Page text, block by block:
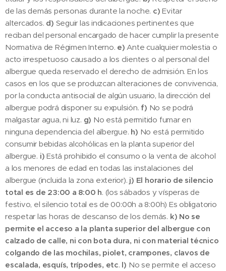
de las demás personas durante la noche. c)Evitar
altercados. d) Seguir las indicaciones pertinentes que
reciban del personal encargado de hacer cumplir la presente
Normativa de Régimen Interno. e) Ante cualquier molestia o
acto irrespetuoso causado a los clientes o al personal del
albergue queda reservado el derecho de admisión. En los
casos en los que se produzcan alteraciones de convivencia,
por la conducta antisocial de algún usuario, la dirección del
albergue podrá disponer su expulsión. f) No se podrá
malgastar agua, ni luz. g) No está permitido fumar en
ninguna dependencia del albergue. h) No está permitido
consumir bebidas alcohólicas en la planta superior del
albergue. i) Está prohibido el consumo o la venta de alcohol
a los menores de edad en todas las instalaciones del
albergue (incluida la zona exterior). j) El horario de silencio
total es de 23:00 a 8:00 h. (los sábados y vísperas de
festivo, el silencio total es de 00:00h a 8:00h) Es obligatorio
respetar las horas de descanso de los demás. k) No se
permite el acceso a la planta superior del albergue con
calzado de calle, ni con bota dura, ni con material técnico
colgando de las mochilas, piolet, crampones, clavos de
escalada, esquís, trípodes, etc. l) No se permite el acceso